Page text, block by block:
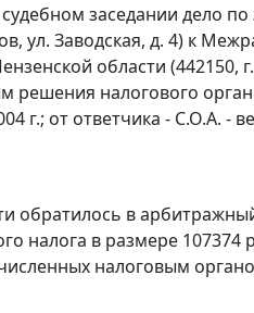
заседании дело
ул. Заводская, д. 4) к
области (442150,
налогового
г.; от ответчика - С.О.А. -
в
налога в размере 107374
налоговым